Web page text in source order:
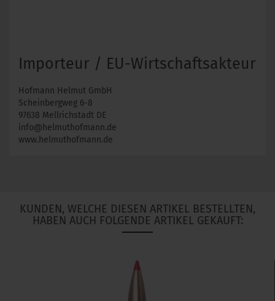
Importeur / EU-Wirtschaftsakteur
Hofmann Helmut GmbH
Scheinbergweg 6-8
97638 Mellrichstadt DE
info@helmuthofmann.de
www.helmuthofmann.de
KUNDEN, WELCHE DIESEN ARTIKEL BESTELLTEN,
HABEN AUCH FOLGENDE ARTIKEL GEKAUFT: